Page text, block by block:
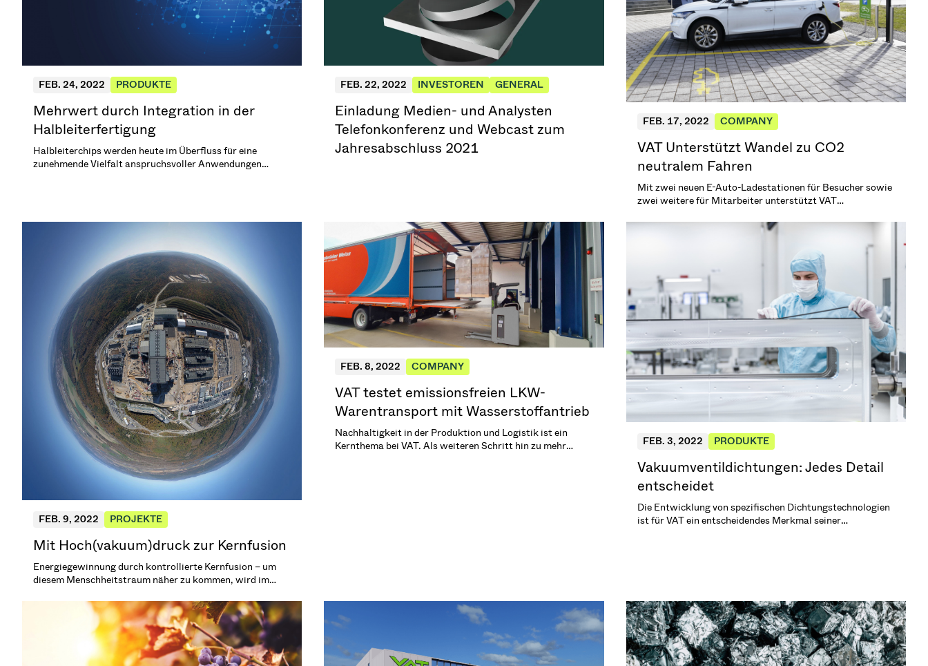
FEB. 24, 2022 PRODUKTE
Mehrwert durch Integration in der
Halbleiterfertigung
Halbleiterchips werden heute im Überfluss für eine
zunehmende Vielfalt anspruchsvoller Anwendungen
FEB. 22, 2022 INVESTOREN GENERAL
Einladung Medien- und Analysten
Telefonkonferenz und Webcast zum
Jahresabschluss 2021
FEB. 17, 2022 COMPANY
VAT Unterstützt Wandel zu CO2
neutralem Fahren
Mit zwei neuen E-Auto-Ladestationen für Besucher sowie
zwei weitere für Mitarbeiter unterstützt VAT
FEB. 9, 2022 PROJEKTE
Mit Hoch(vakuum)druck zur Kernfusion
Energiegewinnung durch kontrollierte Kernfusion – um
diesem Menschheitstraum näher zu kommen, wird im
Fusionsreaktor in Südfrankreich gebaut. Als zertifizierter
Lieferant von Ganzmetall- und Elastomerventilen ist VAT
hautnah an diesem ehrgeizigen Forschungsprojekt
beteiligt. Dabei ist dem Ventilprofi aus der Schweiz ein
wahrhaft großer Wurf gelungen. (5 min. Lesezeit)
FEB. 8, 2022 COMPANY
VAT testet emissionsfreien LKW-
Warentransport mit Wasserstoffantrieb
Nachhaltigkeit in der Produktion und Logistik ist ein
Kernthema bei VAT. Als weiteren Schritt hin zu mehr
FEB. 3, 2022 PRODUKTE
Vakuumventildichtungen: Jedes Detail
entscheidet
Die Entwicklung von spezifischen Dichtungstechnologien
ist für VAT ein entscheidendes Merkmal seiner
min. Lesezeit)